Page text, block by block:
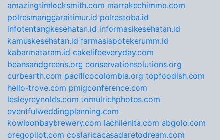
amazingtimlocksmith.com marrakechimmo.com
polresmanggaraitimur.id polrestoba.id
infotentangkesehatan.id informasikesehatan.id
kamuskesehatan.id farmasiapotekerumm.id
kabarmataram.id cakelifeeveryday.com
beansandgreens.org conservationsolutions.org
curbearth.com pacificocolombia.org topfoodish.com
hello-trove.com pmigconference.com
lesleyreynolds.com tomulrichphotos.com
eventfulweddingplanning.com
kowloonbaybrewery.com lachilenita.com abgolo.com
oregopilot.com costaricacasadaretodream.com